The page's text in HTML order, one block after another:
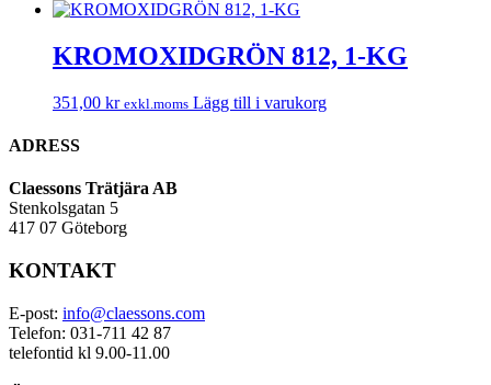
KROMOXIDGRÖN 812, 1-KG
351,00 kr exkl.moms Lägg till i varukorg
ADRESS
Claessons Trätjära AB
Stenkolsgatan 5
417 07 Göteborg
KONTAKT
E-post: info@claessons.com
Telefon: 031-711 42 87
telefontid kl 9.00-11.00